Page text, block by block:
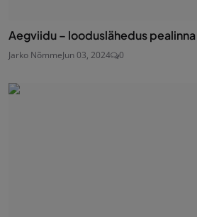
Aegviidu – looduslähedus
Jarko NõmmeJun 03, 2024 0